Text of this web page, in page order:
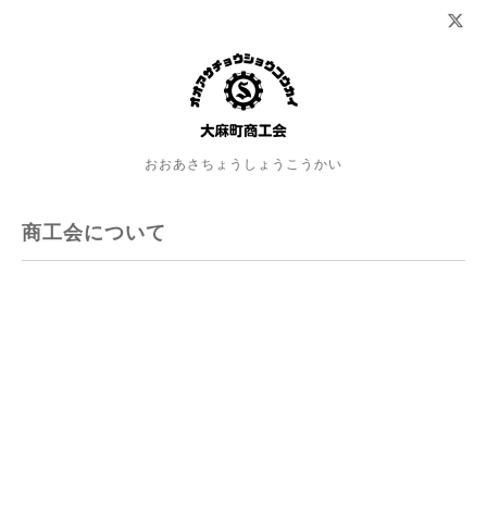
おおあさちょうしょうこうかい
商工会について